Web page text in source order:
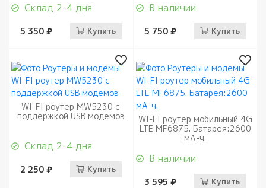
Склад 2-4 дня
5 350 ₽ Купить
В наличии
5 750 ₽ Купить
WI-FI роутер MW5230 с
поддержкой USB модемов
Склад 2-4 дня
2 250 ₽ Купить
WI-FI роутер мобильный 4G
LTE MF6875. Батарея:2600
мА-ч.
В наличии
3 595 ₽ Купить